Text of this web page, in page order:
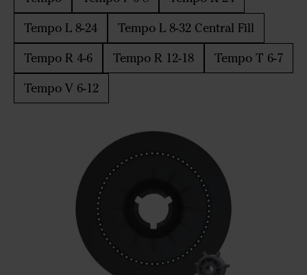
Tempo L 8-24
Tempo L 8-32 Central Fill
Tempo R 4-6
Tempo R 12-18
Tempo T 6-7
Tempo V 6-12